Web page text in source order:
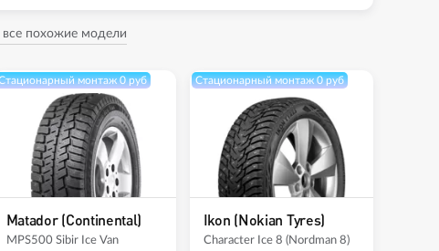
все похожие модели
монтаж 0 руб
Matador (Continental)
MPS500 Sibir Ice Van
Стационарный монтаж 0 руб
Ikon (Nokian Tyres)
Character Ice 8 (Nordman 8)